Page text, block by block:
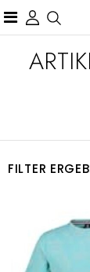
FILTER